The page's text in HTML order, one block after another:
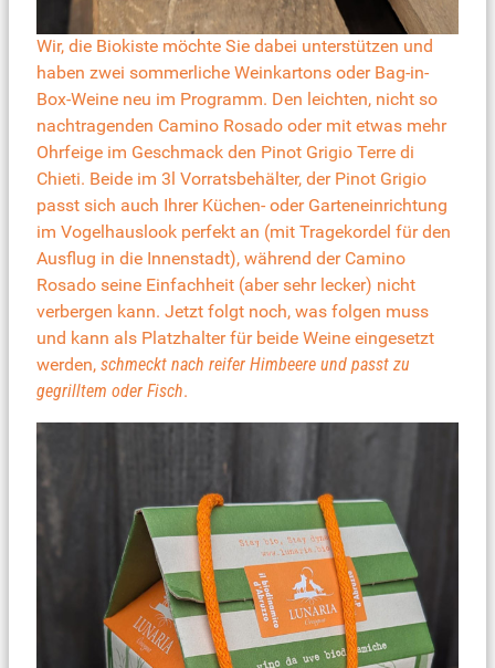
Wir, die Biokiste möchte Sie dabei unterstützen und
haben zwei sommerliche Weinkartons oder Bag-in-
Box-Weine neu im Programm. Den leichten, nicht so
nachtragenden Camino Rosado oder mit etwas mehr
Ohrfeige im Geschmack den Pinot Grigio Terre di
Chieti. Beide im 3l Vorratsbehälter, der Pinot Grigio
passt sich auch Ihrer Küchen- oder Garteneinrichtung
im Vogelhauslook perfekt an (mit Tragekordel für den
Ausflug in die Innenstadt), während der Camino
Rosado seine Einfachheit (aber sehr lecker) nicht
verbergen kann. Jetzt folgt noch, was folgen muss
und kann als Platzhalter für beide Weine eingesetzt
werden, schmeckt nach reifer Himbeere und passt zu
gegrilltem oder Fisch.